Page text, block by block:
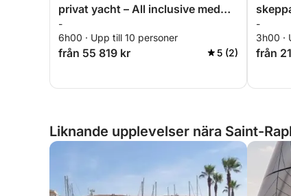
privat yacht – All inclusive med
brunch och vattensporter
-
6h00 · Upp till 10 personer
från 55 819 kr 5 (2)
i-
3h00 ·
från
Liknande upplevelser nära Saint-